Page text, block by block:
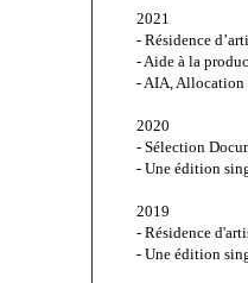
2021
- Résidence
- Aide à la
- AIA, Allocation
2020
- Sélection
- Une édition
2019
- Résidence
- Une édition